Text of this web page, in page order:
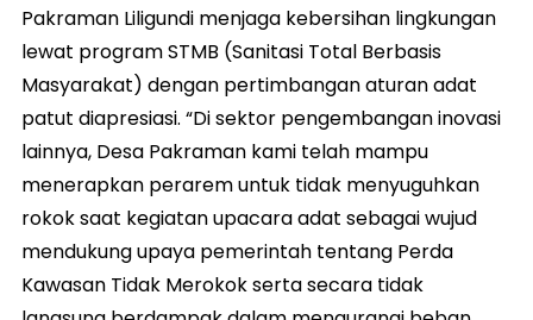
Pakraman Liligundi menjaga kebersihan lingkungan
lewat program STMB (Sanitasi Total Berbasis
Masyarakat) dengan pertimbangan aturan adat
patut diapresiasi. “Di sektor pengembangan inovasi
lainnya, Desa Pakraman kami telah mampu
menerapkan perarem untuk tidak menyuguhkan
rokok saat kegiatan upacara adat sebagai wujud
mendukung upaya pemerintah tentang Perda
Kawasan Tidak Merokok serta secara tidak